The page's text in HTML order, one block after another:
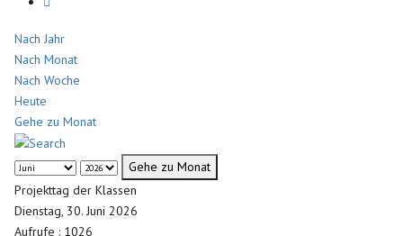
Nach Jahr
Nach Monat
Nach Woche
Heute
Gehe zu Monat
Gehe zu Monat
Projekttag der Klassen
Dienstag, 30. Juni 2026
Aufrufe : 1026